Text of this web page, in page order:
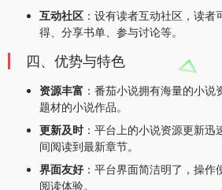
互动社区 ：设有读者互动社区，读
得、分享书单、参与讨论等。
四、优势与特色
资源丰富 ：番茄小说拥有海量的小
题材的小说作品。
更新及时 ：平台上的小说资源更新
间阅读到最新章节。
界面友好 ：平台界面简洁明了，操
阅读体验。